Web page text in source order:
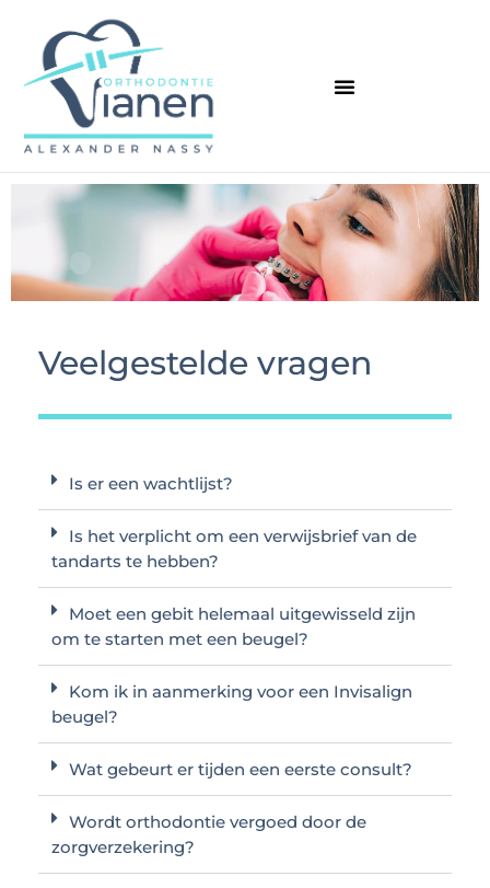
Veelgestelde vragen
Is er een wachtlijst?
Is het verplicht om een verwijsbrief van de
tandarts te hebben?
Moet een gebit helemaal uitgewisseld zijn
om te starten met een beugel?
Kom ik in aanmerking voor een Invisalign
beugel?
Wat gebeurt er tijden een eerste consult?
Wordt orthodontie vergoed door de
zorgverzekering?